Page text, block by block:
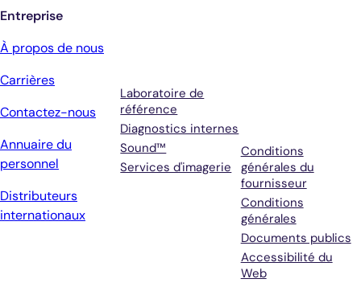
Entreprise
À propos de nous
Carrières
Contactez-nous
Annuaire du
personnel
Distributeurs
internationaux
Laboratoire de
référence
Diagnostics internes
Sound™
Services d'imagerie
Conditions
générales du
fournisseur
Conditions
générales
Documents publics
Accessibilité du
Web